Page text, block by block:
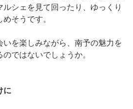
シェを見て回ったり、ゆっくり
そうです。
を楽しみながら、南予の魅力を
ではないでしょうか。
に